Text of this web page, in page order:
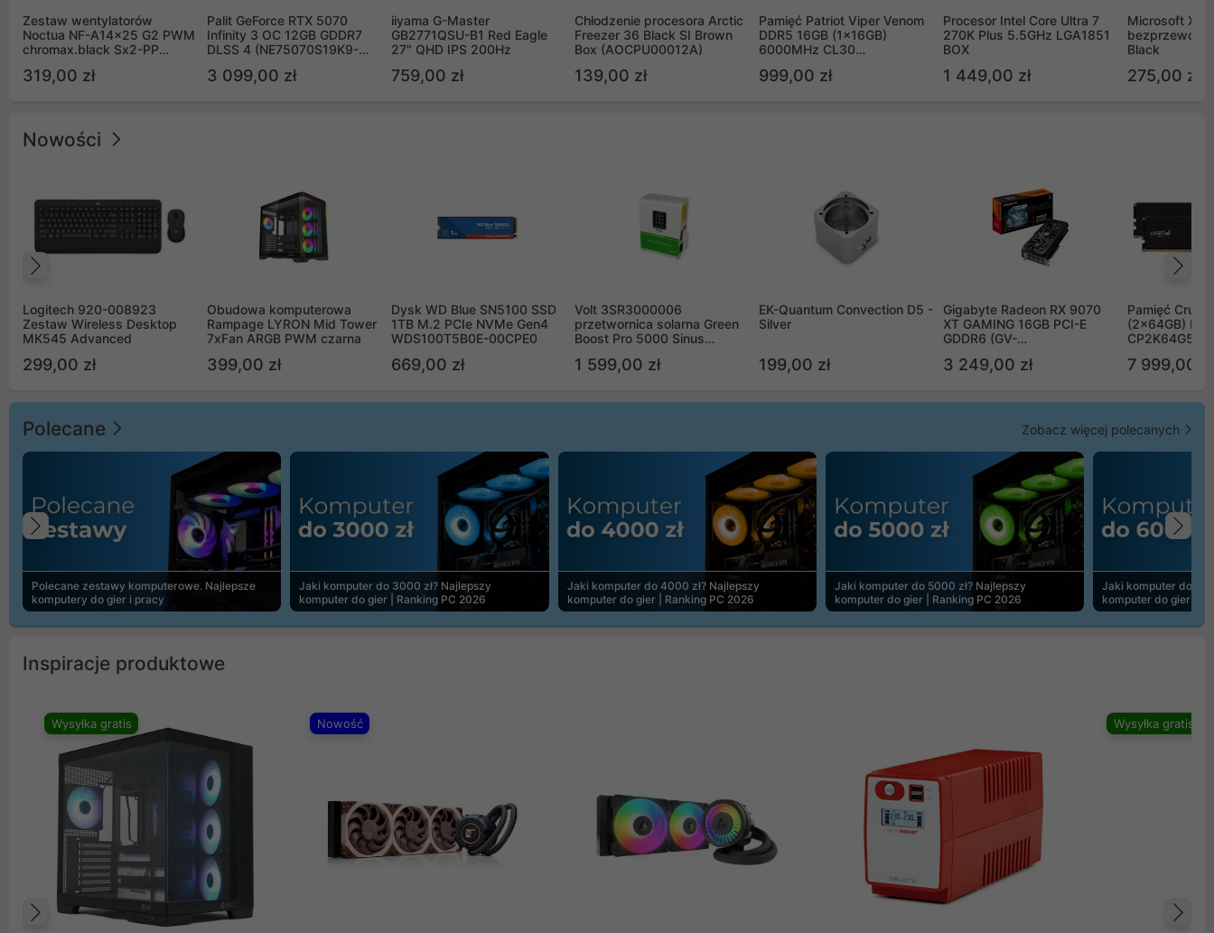
Zestaw wentylatorów
Noctua NF-A14x25 G2 PWM
chromax.black Sx2-PP
(2szt)
319,00 zł
Palit GeForce RTX 5070
Infinity 3 OC 12GB GDDR7
DLSS 4 (NE75070S19K9-
3 099,00 zł
iiyama G-Master
GB2771QSU-B1 Red Eagle
27" QHD IPS 200Hz
759,00 zł
Chłodzenie procesora Arctic
Freezer 36 Black SI Brown
Box (AOCPU00012A)
139,00 zł
Pamięć Patriot Viper Venom
DDR5 16GB (1x16GB)
6000MHz CL30
999,00 zł
Procesor Intel Core Ultra 7
270K Plus 5.5GHz LGA1851
BOX
1 449,00 zł
Microsoft
Black
275,00 zł
Nowości
Logitech 920-008923
Zestaw Wireless Desktop
MK545 Advanced
299,00 zł
Obudowa komputerowa
Rampage LYRON Mid Tower
7xFan ARGB PWM czarna
399,00 zł
Dysk WD Blue SN5100 SSD
1TB M.2 PCIe NVMe Gen4
WDS100T5B0E-00CPE0
669,00 zł
Volt 3SR3000006
przetwornica solarna Green
Boost Pro 5000 Sinus
1 599,00 zł
EK-Quantum Convection D5 -
Silver
199,00 zł
Gigabyte Radeon RX 9070
XT GAMING 16GB PCI-E
GDDR6 (GV-
3 249,00 zł
Pamięć
(2x64GB)
7 999,00 zł
Polecane Zobacz więcej polecanych
Polecane zestawy komputerowe. Najlepsze
komputery do gier i pracy
Jaki komputer do 3000 zł? Najlepszy
komputer do gier | Ranking PC 2026
Jaki komputer do 4000 zł? Najlepszy
komputer do gier | Ranking PC 2026
Jaki komputer do 5000 zł? Najlepszy
komputer do gier | Ranking PC 2026
Jaki komputer do
komputer do gier |
Poprzedni
Inspiracje produktowe
Wysyłka gratis Nowość Wysyłka gratis